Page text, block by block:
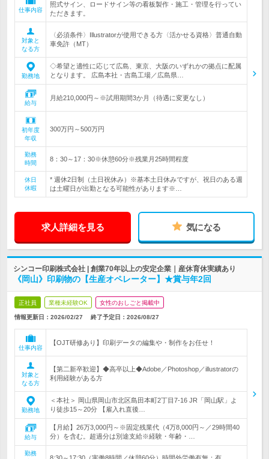
仕事内容
照式サイン、ロードサイン等の看板製作・施工・管理を行ってい
ただきます。
対象と
なる方
〈必須条件〉Illustratorが使用できる方〈活かせる資格〉普通自動
車免許（MT）
勤務地
◇希望と適性に応じて広島、東京、大阪のいずれかの拠点に配属
となります。 広島本社・吉島工場／広島県…
給与
月給210,000円～※試用期間3か月（待遇に変更なし）
初年度
年収
300万円～500万円
勤務
時間
8：30～17：30※休憩60分※残業月25時間程度
休日
休暇
* 週休2日制（土日祝休み）※基本土日休みですが、祝日のある週
は土曜日が出勤となる可能性があります※…
求人詳細を見る 気になる
シンコー印刷株式会社 | 創業70年以上の安定企業｜産休育休実績あり
《岡山》印刷物の【生産オペレーター】★賞与年2回
正社員 業種未経験OK 女性のおしごと掲載中
情報更新日：2026/02/27 終了予定日： 2026/08/27
仕事内容
【OJT研修あり】印刷データの編集や・制作をお任せ！
対象と
なる方
【第二新卒歓迎】◆高卒以上◆Adobe／Photoshop／illustratorの
利用経験がある方
勤務地
＜本社＞ 岡山県岡山市北区島田本町2丁目7-16 JR「岡山駅」よ
り徒歩15～20分 【雇入れ直後…
給与
【月給】26万3,000円～※固定残業代（4万8,000円～／29時間40
分）を含む。超過分は別途支給※経験・年齢・…
勤務
8:30～17:30（実働8時間／休憩60分）時間外労働有無：有